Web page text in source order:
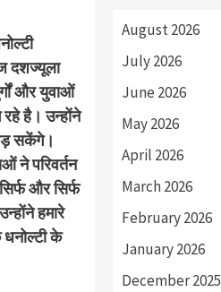
दशज्यूला
और युवाओं
है। उन्होंने
सकेंगे।
ने परिवर्तन
और सिर्फ
हमारे
धनोल्टी के
August 2026
July 2026
June 2026
May 2026
April 2026
March 2026
February 2026
January 2026
December 2025